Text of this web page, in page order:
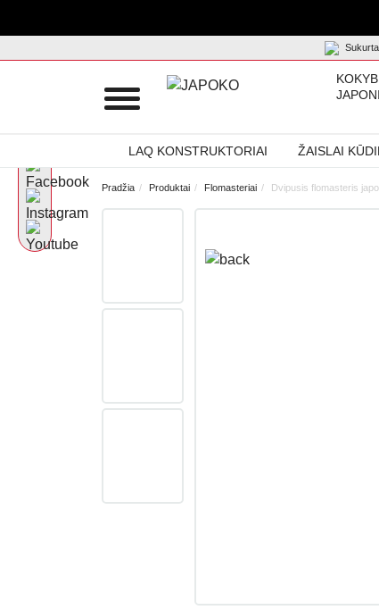
LAQ KONSTRUKTORIAI ŽAISLAI
Pradžia Produktai Flomasteriai Dvipusis flomasteris